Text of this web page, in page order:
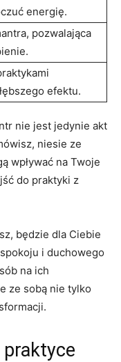
energię.
pozwalająca⁣
efektu.
nie jest jedynie akt⁢
niesie ze
wpływać na Twoje
do praktyki z
będzie dla Ciebie
i​ duchowego
na ⁢ich
ze sobą nie tylko